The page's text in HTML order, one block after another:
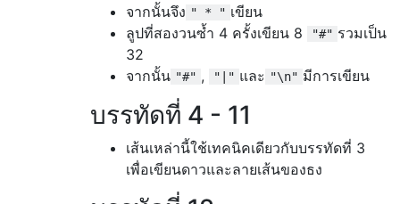
จากนั้นจึง " * " เขียน
ลูปที่สองวนซ้ำ 4 ครั้งเขียน 8
"#" รวมเป็น
32
จากนั้น "#" , "|" และ "\n" มีการเขียน
บรรทัดที่ 4 - 11
เส้นเหล่านี้ใช้เทคนิคเดียวกับบรรทัดที่ 3
เพื่อเขียนดาวและลายเส้นของธง